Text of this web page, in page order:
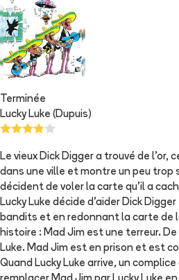
Terminée
Lucky Luke (Dupuis)
Le vieux Dick Digger a trouvé de l'or,
dans une ville et montre un peu trop
décident de voler la carte qu'il a
Lucky Luke décide d'aider Dick
bandits et en redonnant la carte de
histoire : Mad Jim est une terreur.
Luke. Mad Jim est en prison et est
Quand Lucky Luke arrive, un